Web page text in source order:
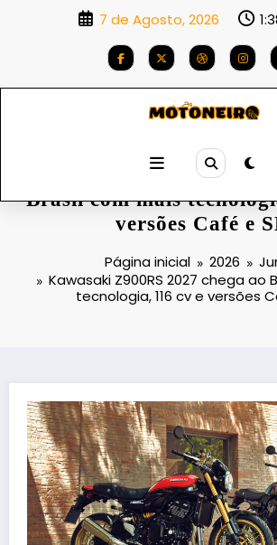
7 de Agosto, 2026
Kawasaki Z900RS 2027
Brasil com mais
versões Café e
Página inicial 2026
Kawasaki Z900RS 2027 chega ao
tecnologia, 116 cv e versões